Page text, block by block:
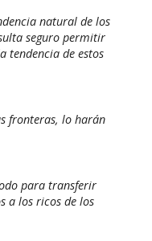
natural de los
seguro permitir
tendencia de estos
fronteras, lo harán
para transferir
a los ricos de los